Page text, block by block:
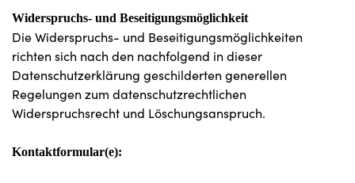
Widerspruchs- und Beseitigungsmöglichkeit
Die Widerspruchs- und Beseitigungsmöglichkeiten
richten sich nach den nachfolgend in dieser
Datenschutzerklärung geschilderten generellen
Regelungen zum datenschutzrechtlichen
Widerspruchsrecht und Löschungsanspruch.
Kontaktformular(e):